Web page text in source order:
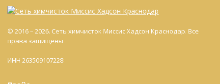
© 2016 – 2026. Сеть химчисток Миссис Хадсон Краснодар. Все
права защищены
ИНН 263509107228